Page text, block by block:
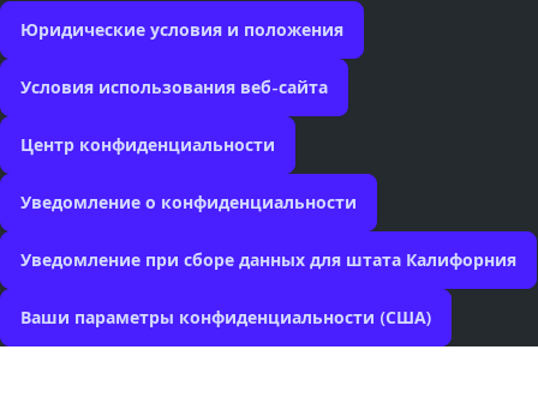
Юридические условия и положения
Условия использования веб-сайта
Центр конфиденциальности
Уведомление о конфиденциальности
Уведомление при сборе данных для штата Калифорния
Ваши параметры конфиденциальности (США)